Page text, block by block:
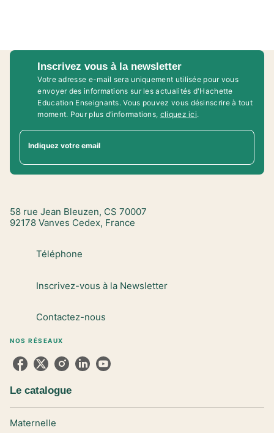
Inscrivez vous à la newsletter
Votre adresse e-mail sera uniquement utilisée pour vous
envoyer des informations sur les actualités d'Hachette
Education Enseignants. Vous pouvez vous désinscrire à tout
moment. Pour plus d’informations, cliquez ici.
Indiquez votre email
58 rue Jean Bleuzen, CS 70007
92178 Vanves Cedex, France
Téléphone
Inscrivez-vous à la Newsletter
Contactez-nous
NOS RÉSEAUX
Le catalogue
Maternelle